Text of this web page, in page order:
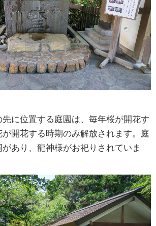
に位置する庭園は、毎年桜が開花す
開花する時期のみ解放されます。庭
あり、龍神様がお祀りされていま